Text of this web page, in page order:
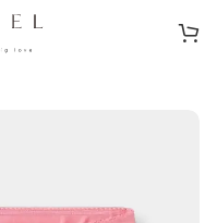
/Εσώρουχα & Κάλτσες